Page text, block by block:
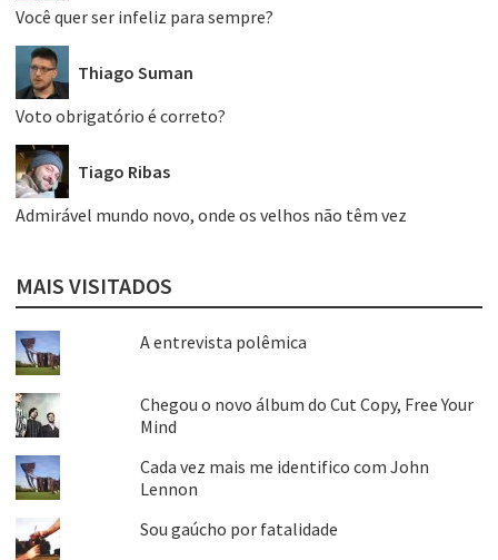
Você quer ser infeliz para sempre?
Thiago Suman
Voto obrigatório é correto?
Tiago Ribas
Admirável mundo novo, onde os velhos não têm vez
MAIS VISITADOS
A entrevista polêmica
Chegou o novo álbum do Cut Copy, Free Your
Mind
Cada vez mais me identifico com John
Lennon
Sou gaúcho por fatalidade